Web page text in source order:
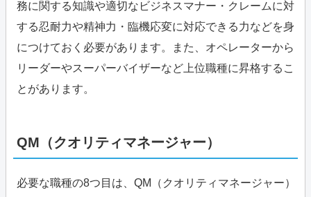
務に関する知識や適切なビジネスマナー・クレームに対
する忍耐力や精神力・臨機応変に対応できる力などを身
につけておく必要があります。また、オペレーターから
リーダーやスーパーバイザーなど上位職種に昇格するこ
とがあります。
QM（クオリティマネージャー）
必要な職種の8つ目は、QM（クオリティマネージャー）